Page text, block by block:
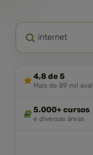
4,8 de 5
Mais de 89 mil
5.000+ cursos
e diversas áreas